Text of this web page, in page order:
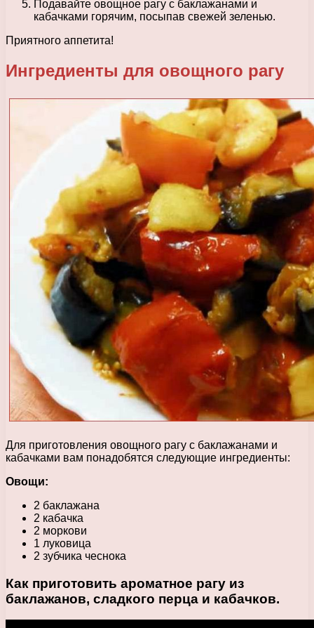
Подавайте овощное рагу с баклажанами и
кабачками горячим, посыпав свежей зеленью.
Приятного аппетита!
Ингредиенты для овощного рагу
Для приготовления овощного рагу с баклажанами и
кабачками вам понадобятся следующие ингредиенты:
Овощи:
2 баклажана
2 кабачка
2 моркови
1 луковица
2 зубчика чеснока
Как приготовить ароматное рагу из
баклажанов, сладкого перца и кабачков.